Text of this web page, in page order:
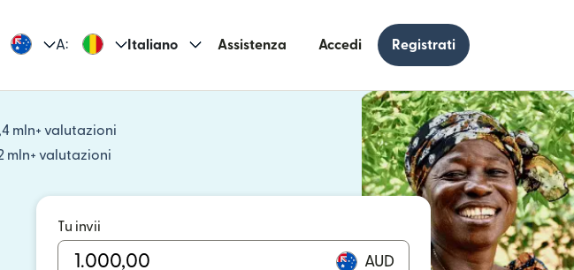
A: Italiano Assistenza Accedi Registrati
mln+ valutazioni
mln+ valutazioni
Tu invii
AUD